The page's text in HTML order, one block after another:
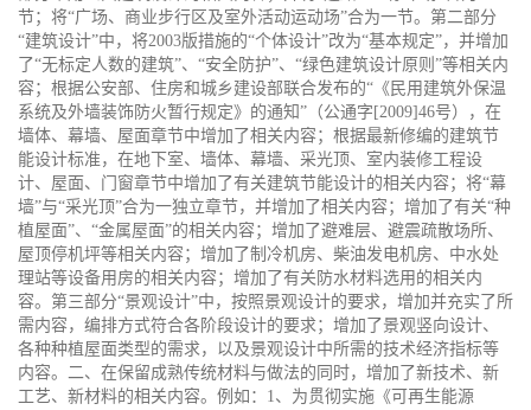
节；将“广场、商业步行区及室外活动运动场”合为一节。第二部分
“建筑设计”中，将2003版措施的“个体设计”改为“基本规定”，并增加
了“无标定人数的建筑”、“安全防护”、“绿色建筑设计原则”等相关内
容；根据公安部、住房和城乡建设部联合发布的“《民用建筑外保温
系统及外墙装饰防火暂行规定》的通知”（公通字[2009]46号），在
墙体、幕墙、屋面章节中增加了相关内容；根据最新修编的建筑节
能设计标准，在地下室、墙体、幕墙、采光顶、室内装修工程设
计、屋面、门窗章节中增加了有关建筑节能设计的相关内容；将“幕
墙”与“采光顶”合为一独立章节，并增加了相关内容；增加了有关“种
植屋面”、“金属屋面”的相关内容；增加了避难层、避震疏散场所、
屋顶停机坪等相关内容；增加了制冷机房、柴油发电机房、中水处
理站等设备用房的相关内容；增加了有关防水材料选用的相关内
容。第三部分“景观设计”中，按照景观设计的要求，增加并充实了所
需内容，编排方式符合各阶段设计的要求；增加了景观竖向设计、
各种种植屋面类型的需求，以及景观设计中所需的技术经济指标等
内容。二、在保留成熟传统材料与做法的同时，增加了新技术、新
工艺、新材料的相关内容。例如：1、为贯彻实施《可再生能源